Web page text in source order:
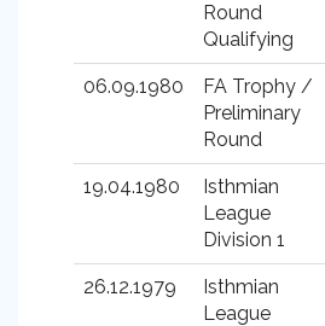
Round
Qualifying
06.09.1980
FA Trophy /
Preliminary
Round
19.04.1980
Isthmian
League
Division 1
26.12.1979
Isthmian
League